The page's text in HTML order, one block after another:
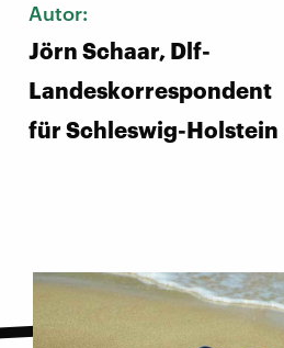
Autor:
Jörn Schaar, Dlf-
Landeskorrespondent
für Schleswig-Holstein